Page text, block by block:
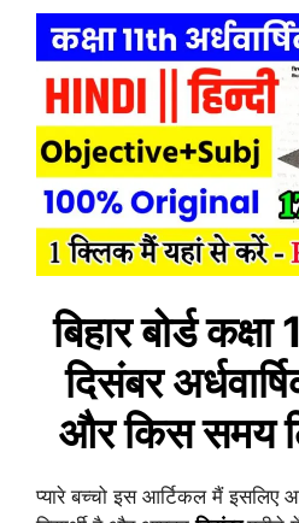
बिहार बोर्ड कक्षा
दिसंबर
और किस समय
प्यारे बच्चो इस आर्टिकल मैं